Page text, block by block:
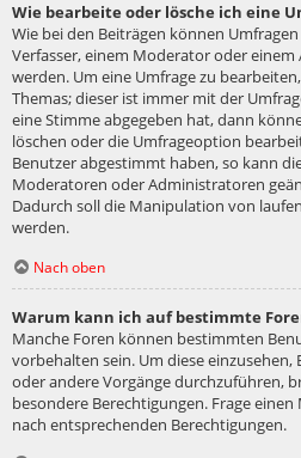
Wie bearbeite oder lösche ich eine
Wie bei den Beiträgen können
Verfasser, einem Moderator oder
werden. Um eine Umfrage zu
Themas; dieser ist immer mit der
eine Stimme abgegeben hat, dann
löschen oder die Umfrageoption
Benutzer abgestimmt haben, so kann
Moderatoren oder Administratoren
Dadurch soll die Manipulation von
werden.
Nach oben
Warum kann ich auf bestimmte
Manche Foren können bestimmten
vorbehalten sein. Um diese einzusehen,
oder andere Vorgänge durchzuführen,
besondere Berechtigungen. Frage
nach entsprechenden Berechtigungen.